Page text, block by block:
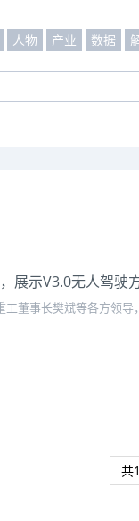
人物 产业 数据
展示V3.0无人驾驶
董事长樊斌等各方领
共